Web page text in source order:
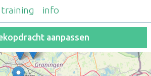
training info
aanpassen